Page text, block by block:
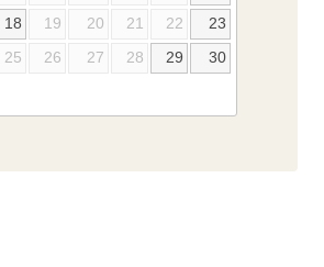
18 19 20 21 22
23
25 26 27 28 29
30